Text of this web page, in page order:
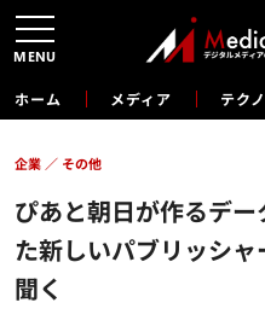
ホーム メディア テク
ぴあと朝日が作るデ
た新しいパブリッシ
聞く
企業 その他
MENU